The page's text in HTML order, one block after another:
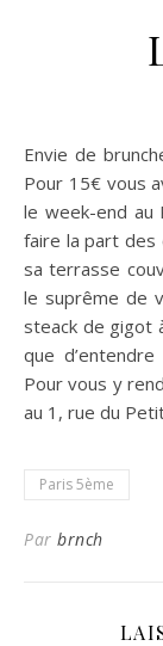
Envie de bruncher pour pas cher ? Et en plus sur Paris ?
Pour 15€ vous
le week-end au
faire la part des
sa terrasse
le suprême de
steack de gigot
que
Pour vous y
au 1, rue du
Paris 5ème
Par brnch